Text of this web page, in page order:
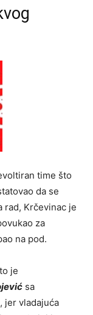
time što
da se
rad, Krčevinac je
za
na pod.
je
sa
jer vladajuća